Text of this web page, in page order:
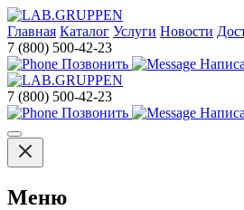
Главная Каталог Услуги Новости
7 (800) 500-42-23
Позвонить
7 (800) 500-42-23
Позвонить
Меню